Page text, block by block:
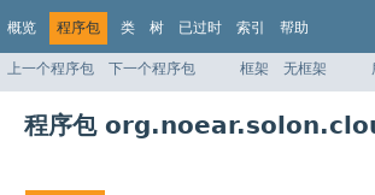
概览 程序包 类 树 已过时 索引 帮助
上一个程序包 下一个程序包 框架 无框架
程序包